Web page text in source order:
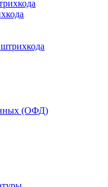
(ОФД)